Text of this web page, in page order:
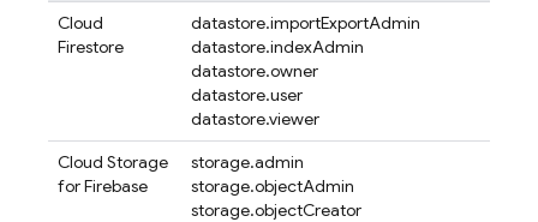
Cloud
Firestore
datastore.importExportAdmin
datastore.indexAdmin
datastore.owner
datastore.user
datastore.viewer
Cloud Storage
for Firebase
storage.admin
storage.objectAdmin
storage.objectCreator